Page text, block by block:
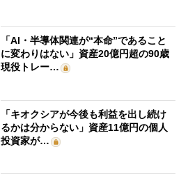
「AI・半導体関連が“本命”であること
に変わりはない」資産20億円超の90歳
現役トレー…
「キオクシアが今後も利益を出し続け
るかは分からない」資産11億円の個人
投資家が…